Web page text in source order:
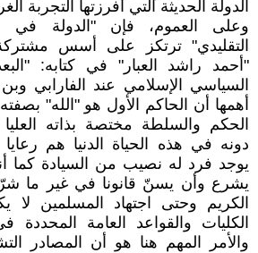
الدولة الحديثة التي أفرزتها التجربة
وعلى العموم، فإن "الدولة في
التقليدي" ترتكز على أسس
"أحمد راشد العبار" في كتابه:
السياسي الإسلامي عند الفارابي
أهمها أن الحاكم الأول هو "الله"
الحكم والسلطة مختصة بذاته
دونه في هذه الحياة الدنيا هم
يوجد فرد له نصيب من السيادة كما
يشرع وأن يسنّ قانونا في غير ما
الكريم وحتى اجتهاد المسلمين لا
الكليات والقواعد العامة المحددة
والأمر المهم هنا هو أن المصادر